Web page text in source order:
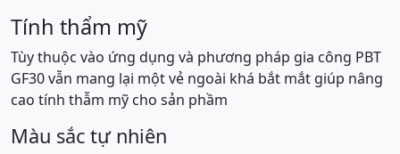
Tính thẩm mỹ
Tùy thuộc vào ứng dụng và phương pháp gia công PBT
GF30 vẫn mang lại một vẻ ngoài khá bắt mắt giúp nâng
cao tính thẫm mỹ cho sản phầm
Màu sắc tự nhiên